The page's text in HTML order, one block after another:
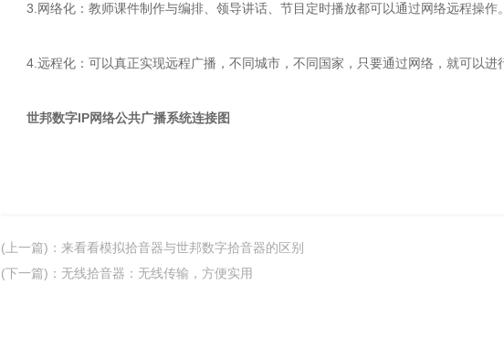
3.网络化：教师课件制作与编排、领导讲话、节目定时播放都可以通过网络远程操作。
4.远程化：可以真正实现远程广播，不同城市，不同国家，只要通过网络，就可以进
世邦数字IP网络公共广播系统连接图
(上一篇) ： 来看看模拟拾音器与世邦数字拾音器的区别
(下一篇) ： 无线拾音器：无线传输，方便实用